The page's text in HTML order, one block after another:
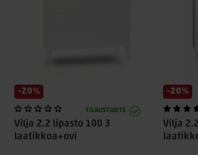
-20%
TILAUSTUOTE
Vilja 2.2 lipasto 100 3
laatikkoa+ovi
-20%
Vilja